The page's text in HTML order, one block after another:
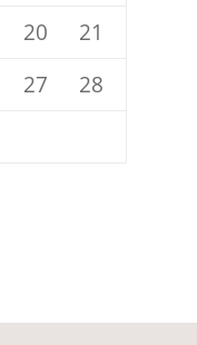
20
21
27
28